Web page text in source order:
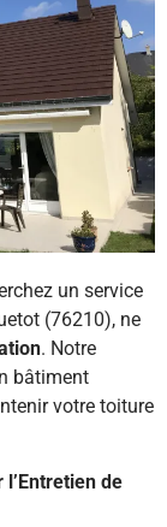
un service
(76210), ne
. Notre
bâtiment
votre toiture
de